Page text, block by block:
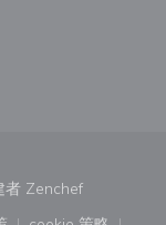
者 Zenchef((在新窗口